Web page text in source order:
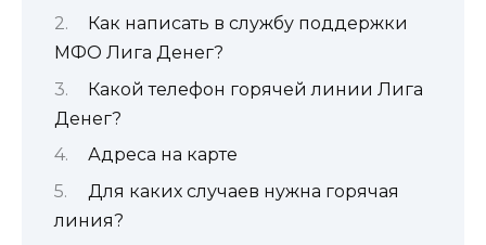
Как написать в службу поддержки
МФО Лига Денег?
Какой телефон горячей линии Лига
Денег?
Адреса на карте
Для каких случаев нужна горячая
линия?